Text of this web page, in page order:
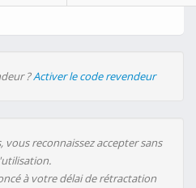
?Activer le code revendeur
vous reconnaissez accepter sans
à votre délai de rétractation